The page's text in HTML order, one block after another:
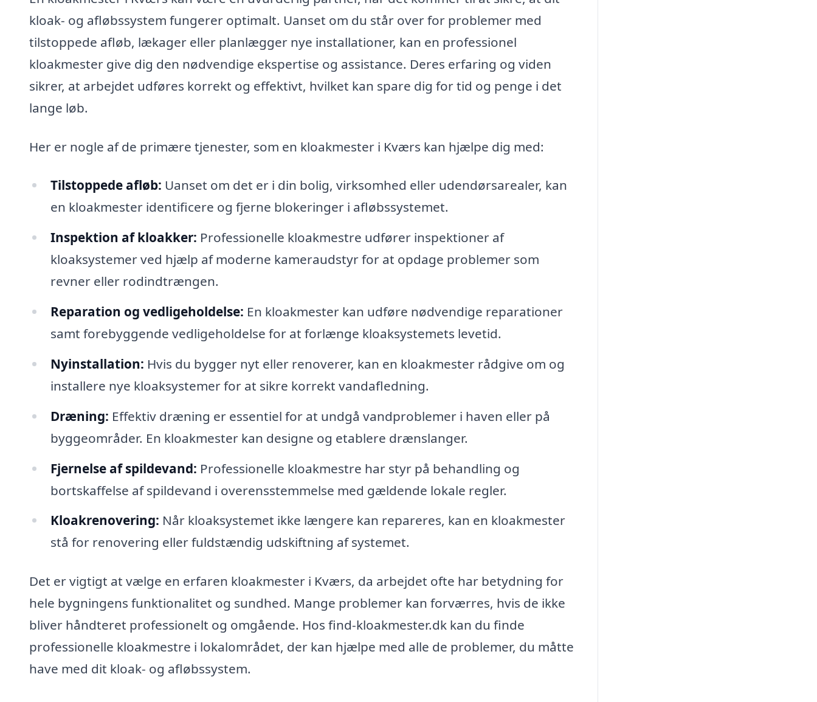
kloak- og afløbssystem fungerer optimalt. Uanset om du står over for problemer med
tilstoppede afløb, lækager eller planlægger nye installationer, kan en professionel
kloakmester give dig den nødvendige ekspertise og assistance. Deres erfaring og viden
sikrer, at arbejdet udføres korrekt og effektivt, hvilket kan spare dig for tid og penge i det
lange løb.
Her er nogle af de primære tjenester, som en kloakmester i Kværs kan hjælpe dig med:
Tilstoppede afløb: Uanset om det er i din bolig, virksomhed eller udendørsarealer, kan
en kloakmester identificere og fjerne blokeringer i afløbssystemet.
Inspektion af kloakker: Professionelle kloakmestre udfører inspektioner af
kloaksystemer ved hjælp af moderne kameraudstyr for at opdage problemer som
revner eller rodindtrængen.
Reparation og vedligeholdelse: En kloakmester kan udføre nødvendige reparationer
samt forebyggende vedligeholdelse for at forlænge kloaksystemets levetid.
Nyinstallation: Hvis du bygger nyt eller renoverer, kan en kloakmester rådgive om og
installere nye kloaksystemer for at sikre korrekt vandafledning.
Dræning: Effektiv dræning er essentiel for at undgå vandproblemer i haven eller på
byggeområder. En kloakmester kan designe og etablere drænslanger.
Fjernelse af spildevand: Professionelle kloakmestre har styr på behandling og
bortskaffelse af spildevand i overensstemmelse med gældende lokale regler.
Kloakrenovering: Når kloaksystemet ikke længere kan repareres, kan en kloakmester
stå for renovering eller fuldstændig udskiftning af systemet.
Det er vigtigt at vælge en erfaren kloakmester i Kværs, da arbejdet ofte har betydning for
hele bygningens funktionalitet og sundhed. Mange problemer kan forværres, hvis de ikke
bliver håndteret professionelt og omgående. Hos find-kloakmester.dk kan du finde
professionelle kloakmestre i lokalområdet, der kan hjælpe med alle de problemer, du måtte
have med dit kloak- og afløbssystem.